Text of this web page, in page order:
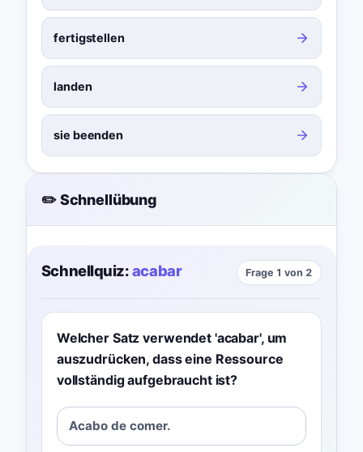
fertigstellen
landen
sie beenden
✏️ Schnellübung
Schnellquiz:acabar Frage 1 von 2
Welcher Satz verwendet 'acabar', um
auszudrücken, dass eine Ressource
vollständig aufgebraucht ist?
Acabo de comer.